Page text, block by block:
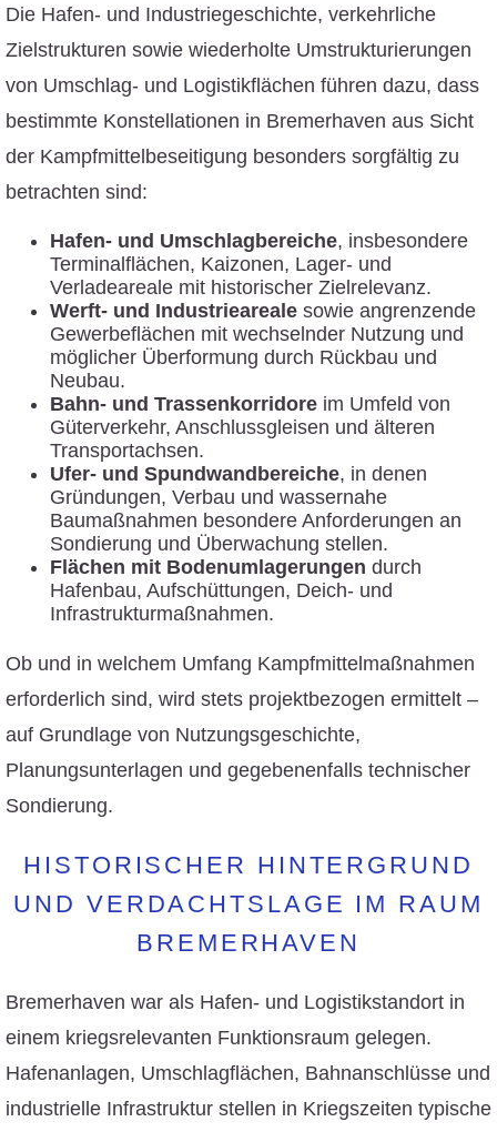
Die Hafen- und Industriegeschichte, verkehrliche
Zielstrukturen sowie wiederholte Umstrukturierungen
von Umschlag- und Logistikflächen führen dazu, dass
bestimmte Konstellationen in Bremerhaven aus Sicht
der Kampfmittelbeseitigung besonders sorgfältig zu
betrachten sind:
Hafen- und Umschlagbereiche, insbesondere
Terminalflächen, Kaizonen, Lager- und
Verladeareale mit historischer Zielrelevanz.
Werft- und Industrieareale sowie angrenzende
Gewerbeflächen mit wechselnder Nutzung und
möglicher Überformung durch Rückbau und
Neubau.
Bahn- und Trassenkorridore im Umfeld von
Güterverkehr, Anschlussgleisen und älteren
Transportachsen.
Ufer- und Spundwandbereiche, in denen
Gründungen, Verbau und wassernahe
Baumaßnahmen besondere Anforderungen an
Sondierung und Überwachung stellen.
Flächen mit Bodenumlagerungen durch
Hafenbau, Aufschüttungen, Deich- und
Infrastrukturmaßnahmen.
Ob und in welchem Umfang Kampfmittelmaßnahmen
erforderlich sind, wird stets projektbezogen ermittelt –
auf Grundlage von Nutzungsgeschichte,
Planungsunterlagen und gegebenenfalls technischer
Sondierung.
HISTORISCHER HINTERGRUND
UND VERDACHTSLAGE IM RAUM
BREMERHAVEN
Bremerhaven war als Hafen- und Logistikstandort in
einem kriegsrelevanten Funktionsraum gelegen.
Hafenanlagen, Umschlagflächen, Bahnanschlüsse und
industrielle Infrastruktur stellen in Kriegszeiten typische